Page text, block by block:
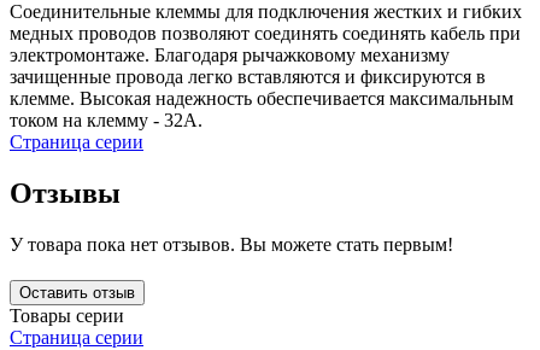
Соединительные клеммы для подключения жестких и гибких
медных проводов позволяют соединять соединять кабель при
электромонтаже. Благодаря рычажковому механизму
зачищенные провода легко вставляются и фиксируются в
клемме. Высокая надежность обеспечивается максимальным
током на клемму - 32А.
Страница серии
Отзывы
У товара пока нет отзывов. Вы можете стать первым!
Оставить отзыв
Товары серии
Страница серии